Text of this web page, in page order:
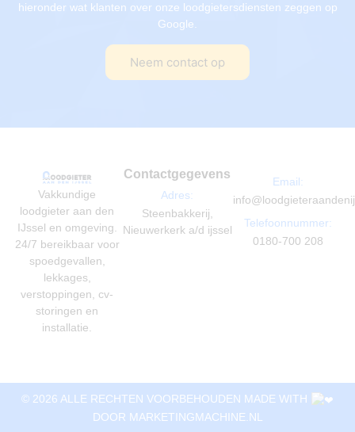
hieronder wat klanten over onze loodgietersdiensten zeggen op
Google.
Neem contact op
Vakkundige
loodgieter aan den
IJssel en omgeving.
24/7 bereikbaar voor
spoedgevallen,
lekkages,
verstoppingen, cv-
storingen en
installatie.
Contactgegevens
Adres:
Steenbakkerij,
Nieuwerkerk a/d ijssel
Email:
Telefoonnummer:
0180-700 208
© 2026 ALLE RECHTEN VOORBEHOUDEN MADE WITH
DOOR MARKETINGMACHINE.NL